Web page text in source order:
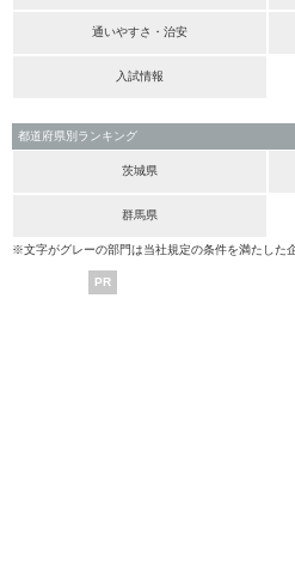
通いやすさ・治安
入試情報
都道府県別ランキング
茨城県
群馬県
※文字がグレーの部門は当社規定の条件を満たした
PR